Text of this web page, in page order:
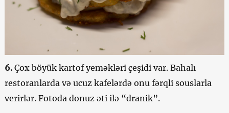
6.Çox böyük kartof yeməkləri çeşidi var. Bahalı
restoranlarda və ucuz kafelərdə onu fərqli souslarla
verirlər. Fotoda donuz əti ilə “dranik”.